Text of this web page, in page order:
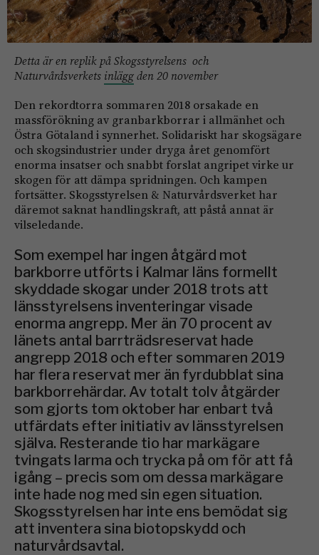
Detta är en replik på Skogsstyrelsens och
Naturvårdsverkets inläggden 20 november
Den rekordtorra sommaren 2018 orsakade en
massförökning av granbarkborrar i allmänhet och
Östra Götaland i synnerhet. Solidariskt har skogsägare
och skogsindustrier under dryga året genomfört
enorma insatser och snabbt forslat angripet virke ur
skogen för att dämpa spridningen. Och kampen
fortsätter. Skogsstyrelsen & Naturvårdsverket har
däremot saknat handlingskraft, att påstå annat är
vilseledande.
Som exempel har ingen åtgärd mot
barkborre utförts i Kalmar läns formellt
skyddade skogar under 2018 trots att
länsstyrelsens inventeringar visade
enorma angrepp. Mer än 70 procent av
länets antal barrträdsreservat hade
angrepp 2018 och efter sommaren 2019
har flera reservat mer än fyrdubblat sina
barkborrehärdar. Av totalt tolv åtgärder
som gjorts tom oktober har enbart två
utfärdats efter initiativ av länsstyrelsen
själva. Resterande tio har markägare
tvingats larma och trycka på om för att få
igång – precis som om dessa markägare
inte hade nog med sin egen situation.
Skogsstyrelsen har inte ens bemödat sig
att inventera sina biotopskydd och
naturvårdsavtal.